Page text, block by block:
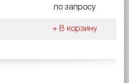
по запросу
+ В корзину